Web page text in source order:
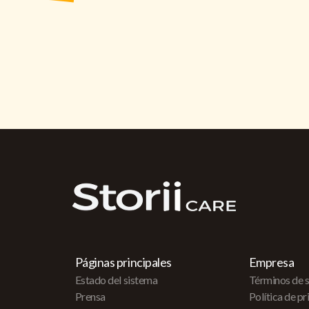
Páginas principales
Estado del sistema
Prensa
Empresa
Términos de
Política de